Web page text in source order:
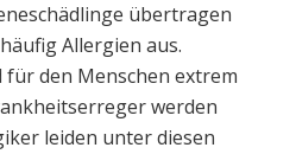
übertragen
Allergien aus.
für den Menschen extrem
werden
leiden unter diesen